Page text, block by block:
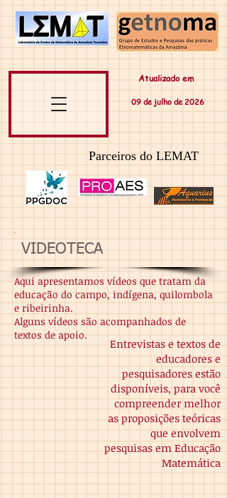
Atualizado em
09 dejulhode 2026
Parceiros do LEMAT
VIDEOTECA
Aqui apresentamos vídeos que tratam da
educação do campo, indígena, quilombola
e ribeirinha.
Alguns vídeos são acompanhados de
textos de apoio.
Entrevistas e textos de
educadores e
pesquisadores estão
disponíveis, para você
compreender melhor
as proposições teóricas
que envolvem
pesquisas em Educação
Matemática